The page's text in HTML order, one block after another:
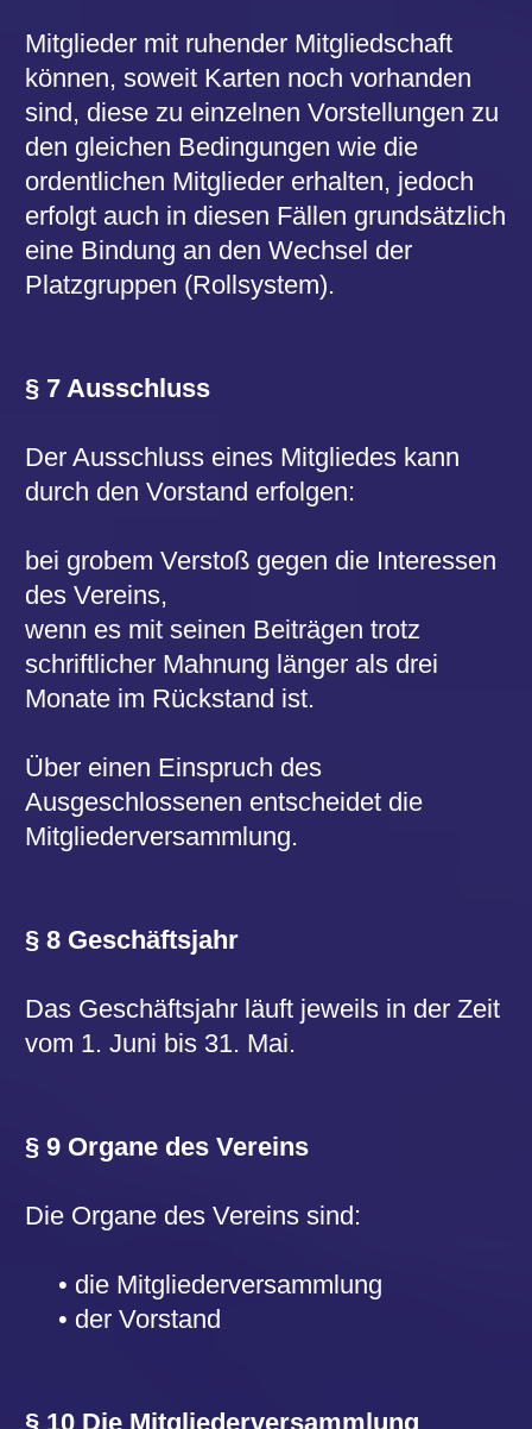
1/3 der Mitglieder einberufen werden.
Die Einladung zur Mitgliederversammlung
erfolgt schriftlich oder durch
Veröffentlichung in einer allen Mitgliedern
zugestellten Publikation unter
Bekanntgabe der Tagesordnung
mindestens zwei Wochen vor der
Mitgliederversammlung.
Anträge zur Tagesordnung müssen
Die Mitgliederversammlung hat folgende
Beschlussfassung über alle
grundsätzlichen, den Verein
Aufstellung von Grundsätzen der
Spielplangestaltung.
Entgegennahme des Geschäfts-,
Kassen- und Revisionsberichtes.
Entlastung des Vorstandes und des
Schatzmeisters.
Wahl des Vorstandes.
Protokoll und Beschlüsse der
Mitgliederversammlung sind von dem
Vorsitzenden bzw. Versammlungsleiter
und dem Schriftführer gemeinsam zu
§ 11 Der Vorstand
Der Vorstand besteht aus:
dem Vorsitzenden
dem Schriftführer
Der Vorstand hat die Beschlüsse der
erledigen und die Jahresbeiträge zu
beschließen.
erhalten.